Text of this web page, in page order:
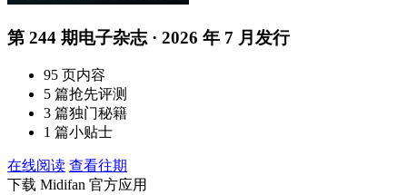
第 244 期电子杂志 · 2026 年 7 月发行
95 页内容
5 篇抢先评测
3 篇独门秘籍
1 篇小贴士
在线阅读 查看往期
下载 Midifan 官方应用